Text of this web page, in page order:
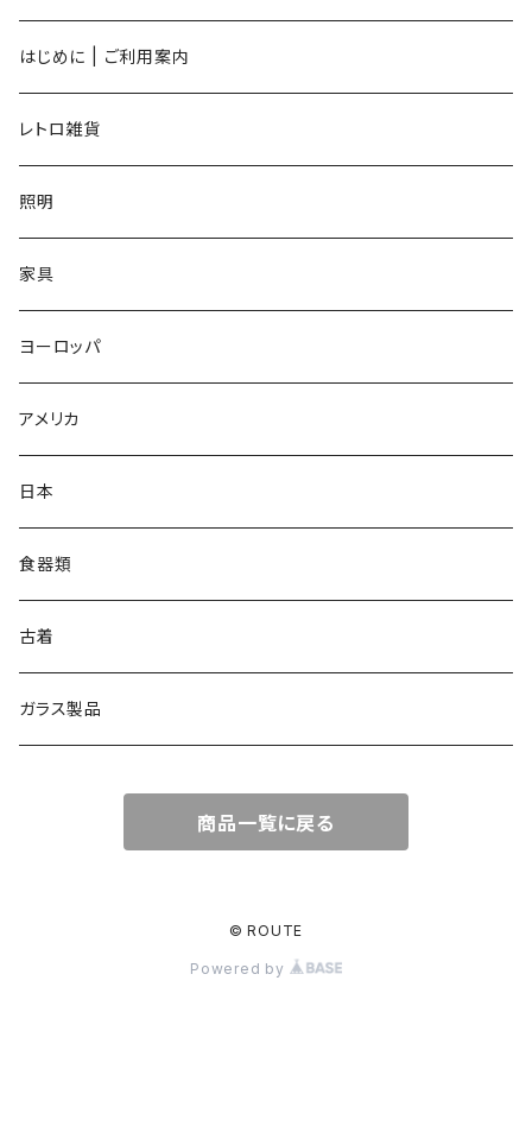
はじめに | ご利用案内
レトロ雑貨
照明
家具
ヨーロッパ
アメリカ
日本
食器類
古着
ガラス製品
商品一覧に戻る
© ROUTE
Powered by